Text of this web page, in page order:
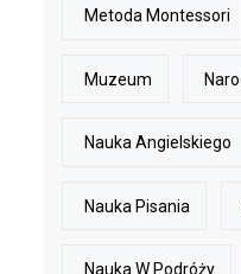
Metoda Montessori
Muzeum
Nauka Angielskiego
Nauka Pisania
Nauka W Podróży